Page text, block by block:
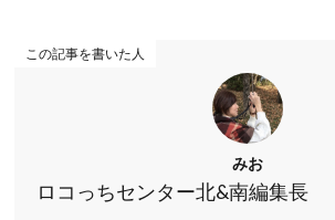
この記事を書いた人
みお
ロコっちセンター北&南編集長